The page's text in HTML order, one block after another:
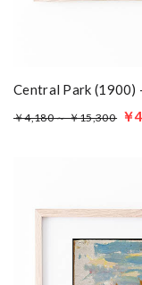
Central Park (1900)
￥4,180 ～ ￥15,300 ￥